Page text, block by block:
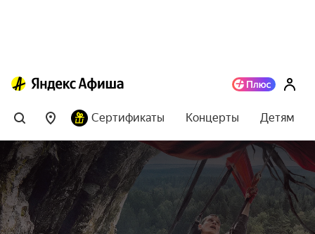
Сертификаты Концерты Детям